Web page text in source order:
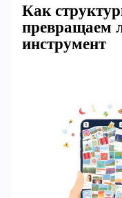
Как
превращаем
инструмент